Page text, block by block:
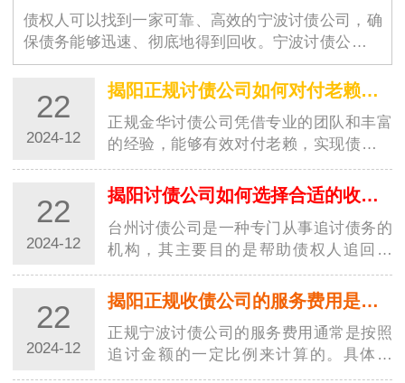
债权人可以找到一家可靠、高效的宁波讨债公司，确
保债务能够迅速、彻底地得到回收。宁波讨债公司的
选择不仅仅是为了解决眼前的经济问题，更是为了维
护商业环境的稳定与良好运作。随着商业交易的增加
和…
22
2024-12
揭阳正规讨债公司如何对付老赖？都有哪些高招？
正规金华讨债公司凭借专业的团队和丰富
的经验，能够有效对付老赖，实现债务追
讨的目标。这些高招的运用，让讨债行业
更加规范，并为债权人提供了更好的保
障。随着社会经济的发展，讨债行业也越
来越受到…
22
2024-12
揭阳讨债公司如何选择合适的收费方式？
台州讨债公司是一种专门从事追讨债务的
机构，其主要目的是帮助债权人追回欠
款。在选择收费方式时，台州讨债公司需
要考虑多种因素，以确保能够满足客户的
需求并获得合理的收益。以下是一些常见
的收费方…
22
2024-12
揭阳正规收债公司的服务费用是如何计算的？
正规宁波讨债公司的服务费用通常是按照
追讨金额的一定比例来计算的。具体来
说，服务费用通常由以下几个方面组成：